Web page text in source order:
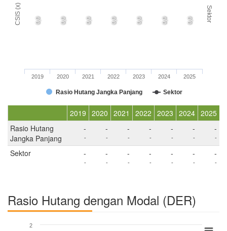
CSIS (x) Sektor
0,0 0,0 0,0 0,0 0,0 0,0 0,0
Rasio Hutang Jangka Panjang Sektor
2019 2020 2021 2022 2023 2024 2025
2019 2020 2021 2022 2023 2024 2025
Rasio Hutang
Jangka Panjang
-
-
-
-
-
-
-
-
-
-
-
-
-
-
Sektor -
-
-
-
-
-
-
-
-
-
-
-
-
-
Rasio Hutang dengan Modal (DER)
2